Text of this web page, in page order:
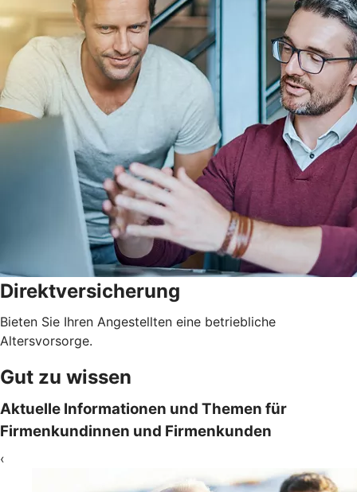
Direktversicherung
Bieten Sie Ihren Angestellten eine betriebliche
Altersvorsorge.
Gut zu wissen
Aktuelle Informationen und Themen für
Firmenkundinnen und Firmenkunden
‹